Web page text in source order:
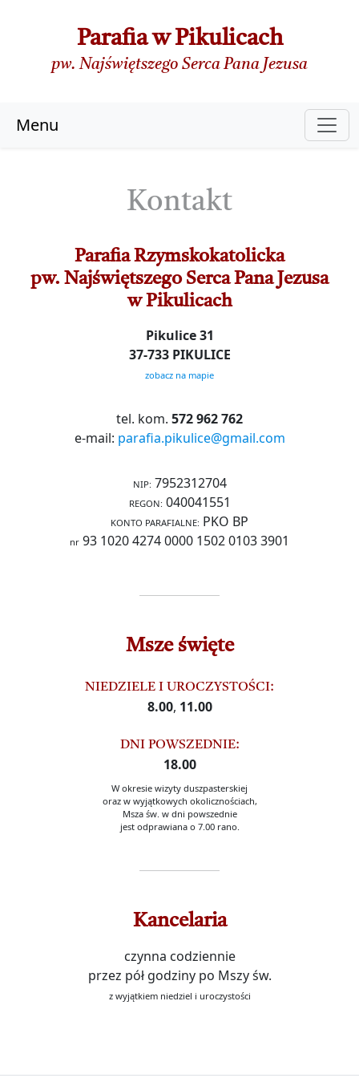
Parafia w Pikulicach
pw. Najświętszego Serca Pana Jezusa
Menu
Kontakt
Parafia Rzymskokatolicka
pw. Najświętszego Serca Pana Jezusa
w Pikulicach
Pikulice 31
37-733 PIKULICE
zobacz na mapie
tel. kom. 572 962 762
e-mail: parafia.pikulice@gmail.com
NIP: 7952312704
REGON: 040041551
KONTO PARAFIALNE: PKO BP
nr 93 1020 4274 0000 1502 0103 3901
Msze święte
NIEDZIELE I UROCZYSTOŚCI:
8.00, 11.00
DNI POWSZEDNIE:
18.00
W okresie wizyty duszpasterskiej
oraz w wyjątkowych okolicznościach,
Msza św. w dni powszednie
jest odprawiana o 7.00 rano.
Kancelaria
czynna codziennie
przez pół godziny po Mszy św.
z wyjątkiem niedziel i uroczystości